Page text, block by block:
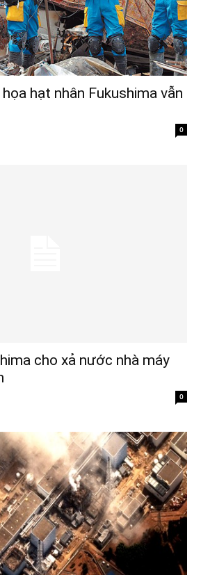
hạt nhân Fukushima vẫn
0
cho xả nước nhà máy
0